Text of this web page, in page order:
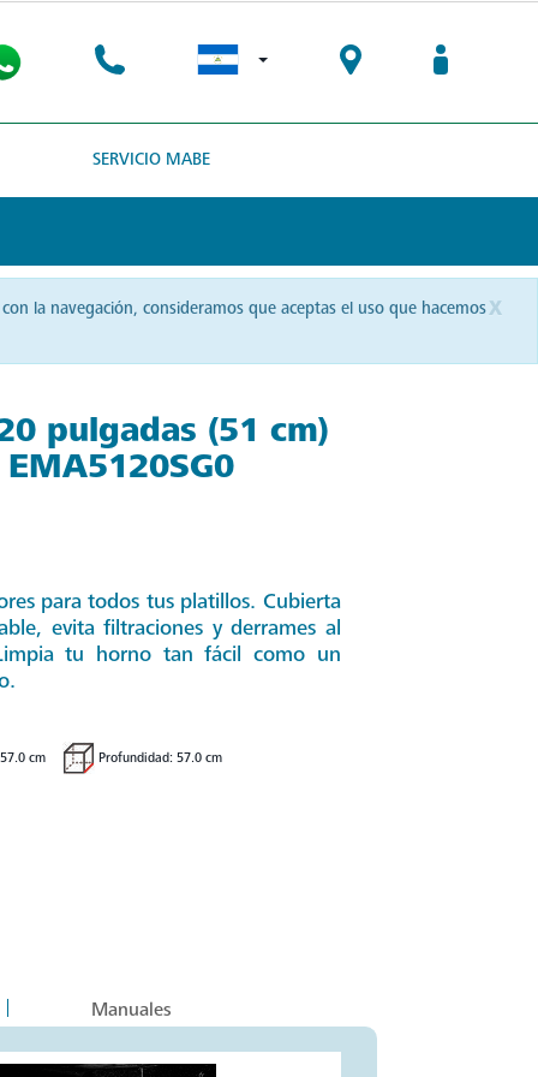
SERVICIO MABE
x
la navegación, consideramos que aceptas el uso que hacemos
pulgadas (51 cm)
para todos tus platillos. Cubierta
evita filtraciones y derrames al
tu horno tan fácil como un
cm Profundidad: 57.0 cm
Manuales